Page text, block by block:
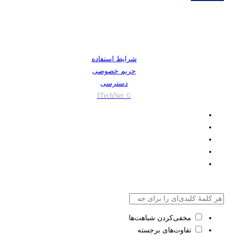
شرایط استفاده
حریم خصوصی
دسترسی
© ITechNet
مخفی‌کردن شباهت‌ها
تفاوت‌های برجسته